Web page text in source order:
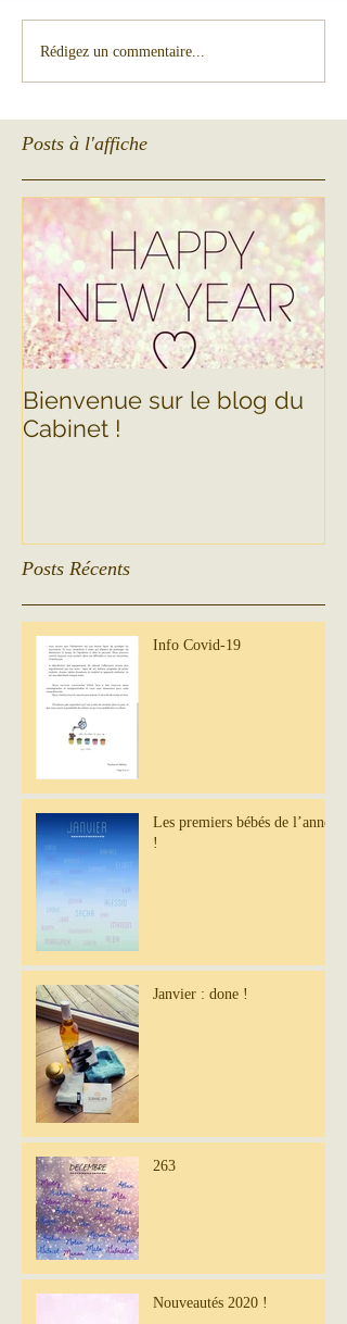
Rédigez un commentaire...
Posts à l'affiche
Bienvenue sur le blog du
Cabinet !
Posts Récents
Info Covid-19
Les premiers bébés de l’année
!
Janvier : done !
263
Nouveautés 2020 !